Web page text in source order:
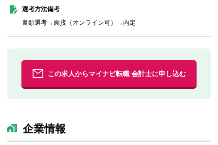
選考方法備考
書類選考→面接（オンライン可）→内定
この求人からマイナビ転職 会計士に申し込む
企業情報